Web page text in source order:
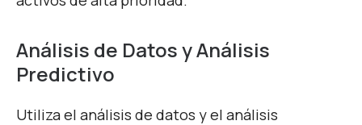
Análisis de Datos y Análisis
Predictivo
Utiliza el análisis de datos y el análisis